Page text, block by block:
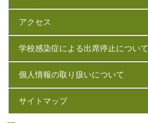
アクセス
学校感染症による出席停止について
個人情報の取り扱いについて
サイトマップ